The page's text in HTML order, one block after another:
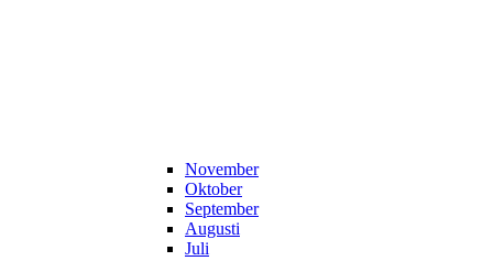
November
Oktober
September
Augusti
Juli